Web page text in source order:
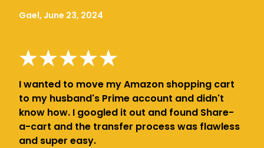
Gael, June 23, 2024
I wanted to move my Amazon shopping cart
to my husband's Prime account and didn't
know how. I googled it out and found Share-
a-cart and the transfer process was flawless
and super easy.